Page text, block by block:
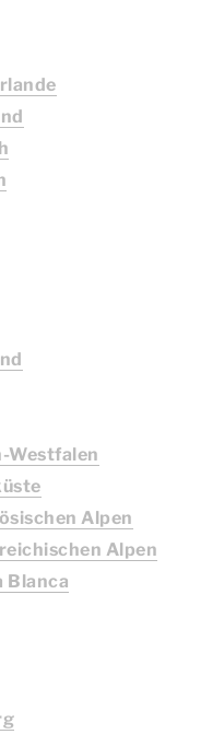
Westfalen
Alpen
Alpen
Blanca